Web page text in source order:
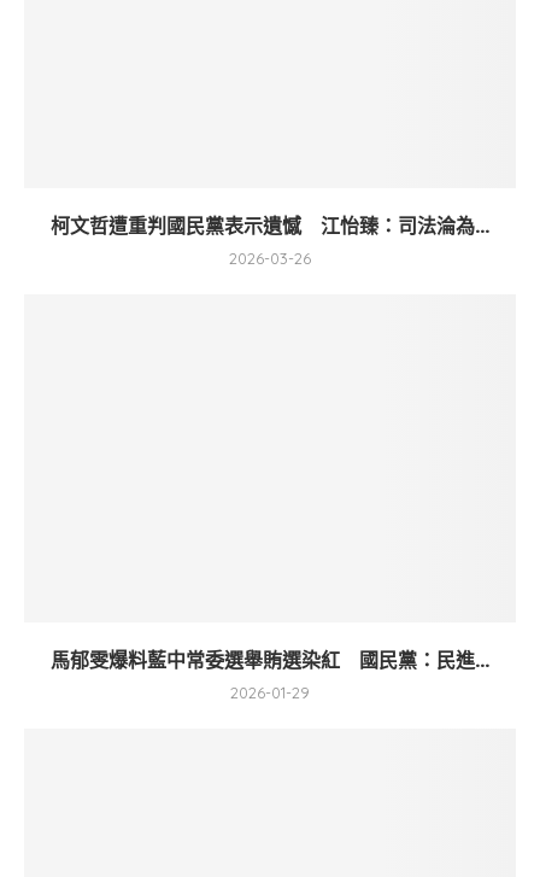
柯文哲遭重判國民黨表示遺憾 江怡臻：司法淪為...
2026-03-26
馬郁雯爆料藍中常委選舉賄選染紅 國民黨：民進...
2026-01-29